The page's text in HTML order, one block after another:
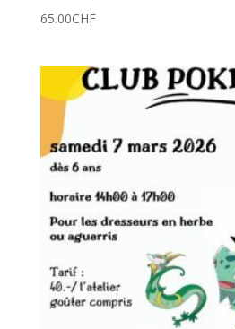
65.00CHF